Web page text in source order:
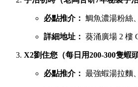
必點推介： 鯛魚濃湯粉絲
詳細地址： 葵涌廣場 2 樓
X2劉住您（每日用200-300隻蝦
必點推介： 最強蝦湯拉麵